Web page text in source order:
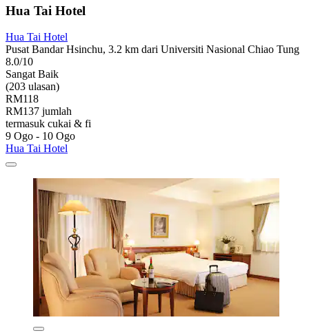
Hua Tai Hotel
Hua Tai Hotel
Pusat Bandar Hsinchu, 3.2 km dari Universiti Nasional Chiao Tung
8.0/10
Sangat Baik
(203 ulasan)
RM118
RM137 jumlah
termasuk cukai & fi
9 Ogo - 10 Ogo
Hua Tai Hotel